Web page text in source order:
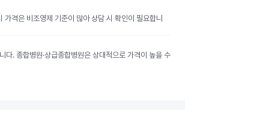
격은 비조영제 기준이 많아 상담 시 확인이 필요합니
. 종합병원·상급종합병원은 상대적으로 가격이 높을 수